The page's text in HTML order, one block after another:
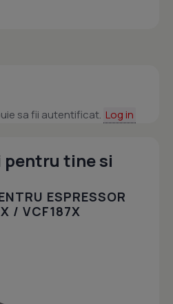
sa fii autentificat. Log in
pentru tine si
ESPRESSOR
/ VCF187X